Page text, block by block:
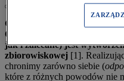
Głównym celem
Ochronnych (zawierającego
jak i zalecane) jest
zbiorowiskowej [1].
chronimy zarówno siebie (
które z różnych powodów nie